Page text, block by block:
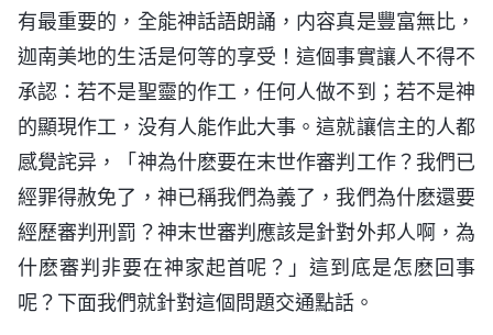
有最重要的，全能神話語朗誦，内容真是豐富無比，
迦南美地的生活是何等的享受！這個事實讓人不得不
承認：若不是聖靈的作工，任何人做不到；若不是神
的顯現作工，没有人能作此大事。這就讓信主的人都
感覺詫异，「神為什麽要在末世作審判工作？我們已
經罪得赦免了，神已稱我們為義了，我們為什麽還要
經歷審判刑罰？神末世審判應該是針對外邦人啊，為
什麽審判非要在神家起首呢？」這到底是怎麽回事
呢？下面我們就針對這個問題交通點話。